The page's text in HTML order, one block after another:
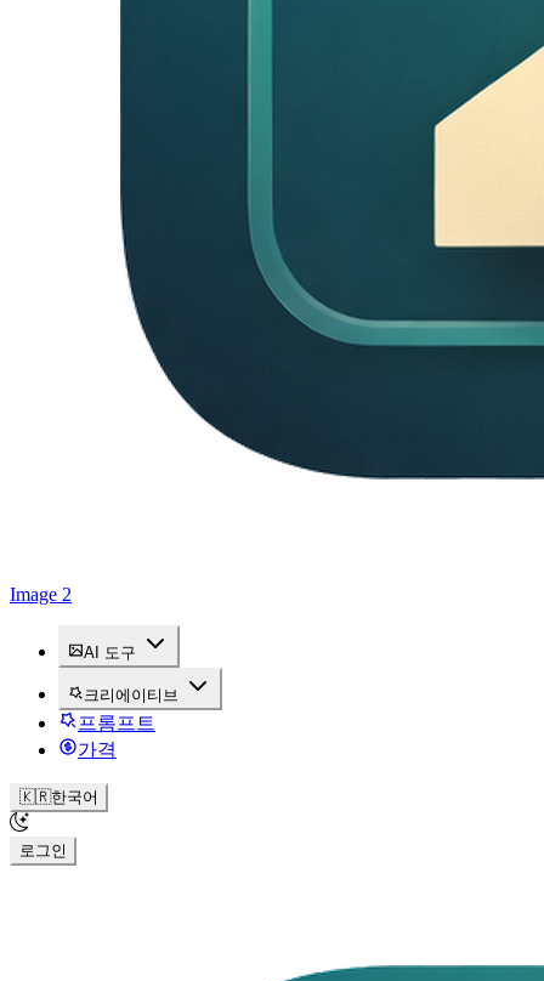
Image 2
AI 도구
크리에이티브
프롬프트
가격
🇰🇷한국어
로그인